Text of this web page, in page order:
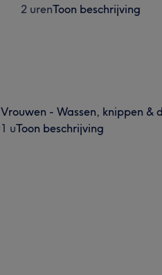
2 urenToon beschrijving
Vrouwen - Wassen, knippen &
1 uToon beschrijving